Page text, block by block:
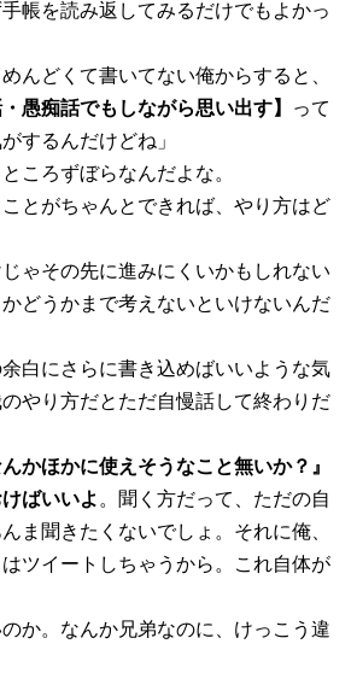
帳を読み返してみるだけでもよかっ
んどくて書いてない俺からすると、
愚痴話でもしながら思い出す】
って
するんだけどね」
ころずぼらなんだよな。
とがちゃんとできれば、やり方はど
じゃその先に進みにくいかもしれない
どうかまで考えないといけないんだ
白にさらに書き込めばいいような気
やり方だとただ自慢話して終わりだ
かほかに使えそうなこと無いか？』
ばいいよ 。聞く方だって、ただの自
ま聞きたくないでしょ。それに俺、
ツイートしちゃうから。これ自体が
か。なんか兄弟なのに、けっこう違